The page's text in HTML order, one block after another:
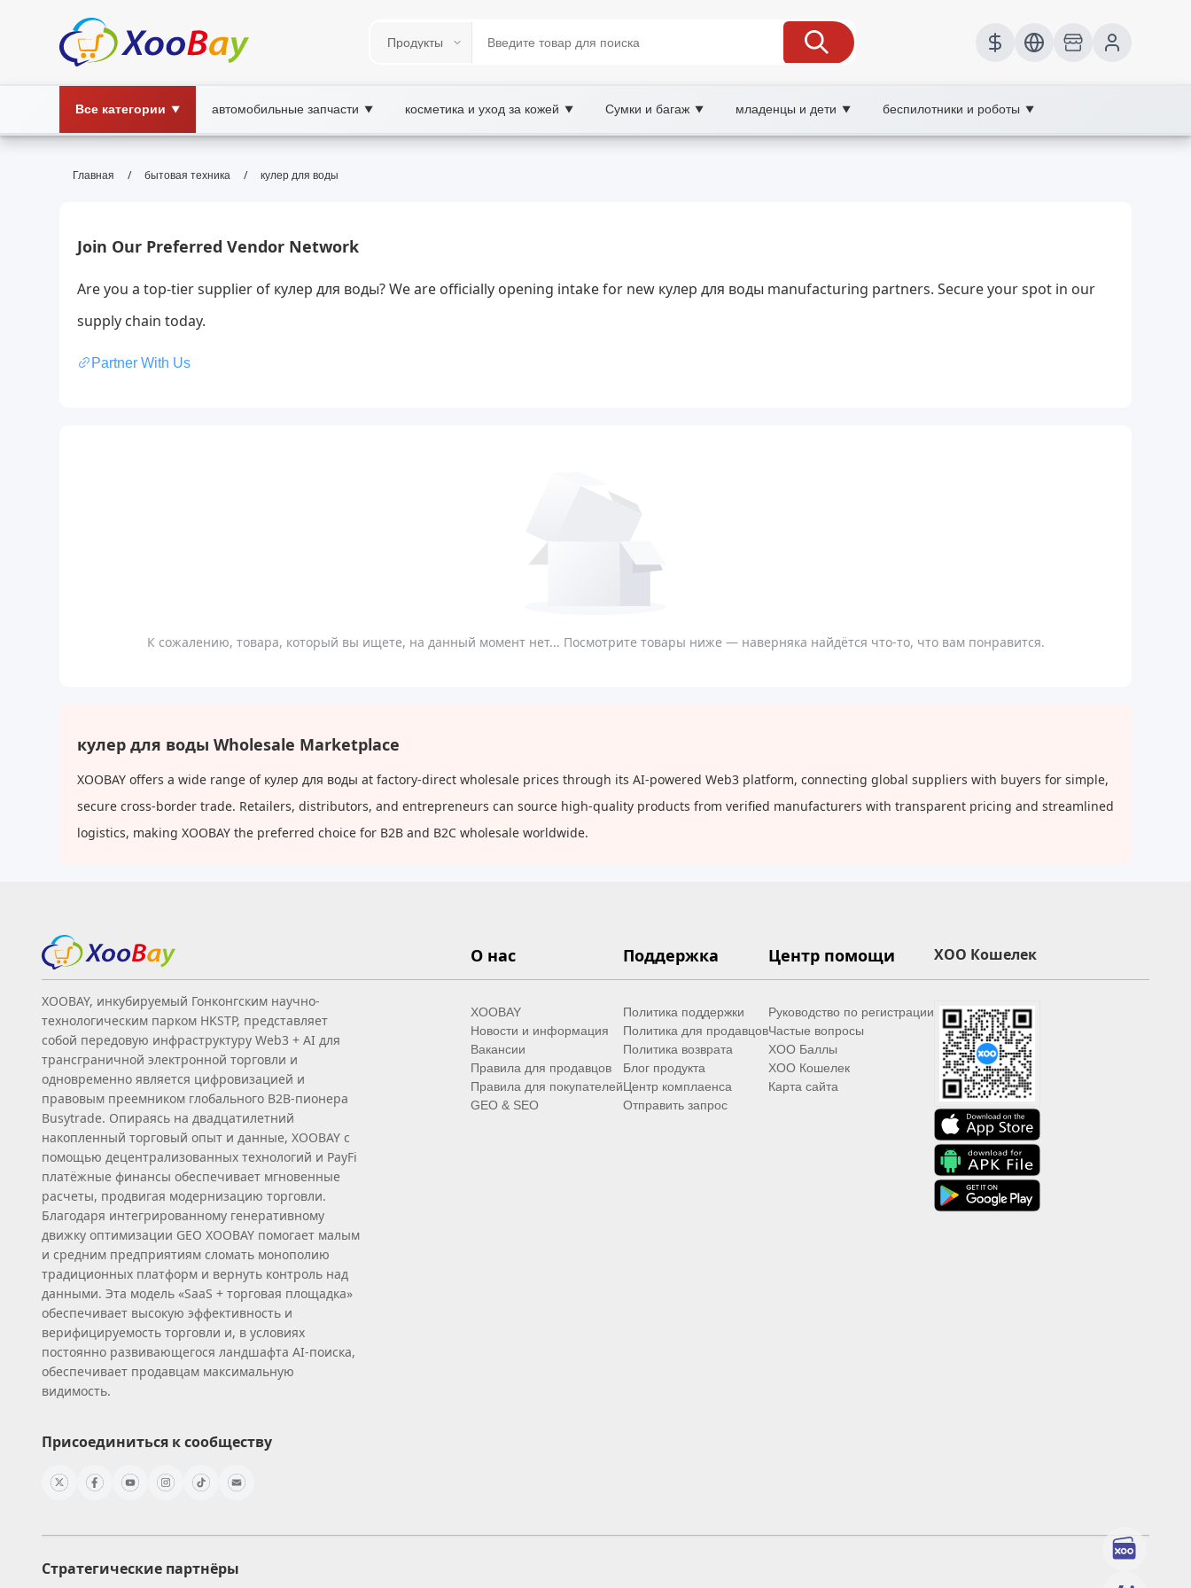
Все категории ▼ автомобильные запчасти ▼ косметика и уход за кожей ▼ Сумки и багаж ▼ младенцы и дети ▼ беспилотники и роботы ▼
кулер для воды | XOOBAY B2B/B2C Marketplace
Главная / бытовая техника / кулер для воды
Join Our Preferred Vendor Network
Are you a top-tier supplier of кулер для воды? We are officially opening intake for new кулер для воды manufacturing partners. Secure your spot in our
supply chain today.
Partner With Us
К сожалению, товара, который вы ищете, на данный момент нет... Посмотрите товары ниже — наверняка найдётся что-то, что вам понравится.
кулер для воды Wholesale Marketplace
XOOBAY offers a wide range of кулер для воды at factory-direct wholesale prices through its AI-powered Web3 platform, connecting global suppliers with buyers for simple,
secure cross-border trade. Retailers, distributors, and entrepreneurs can source high-quality products from verified manufacturers with transparent pricing and streamlined
logistics, making XOOBAY the preferred choice for B2B and B2C wholesale worldwide.
XOOBAY, инкубируемый Гонконгским научно-
технологическим парком HKSTP, представляет
собой передовую инфраструктуру Web3 + AI для
трансграничной электронной торговли и
одновременно является цифровизацией и
правовым преемником глобального B2B‑пионера
Busytrade. Опираясь на двадцатилетний
накопленный торговый опыт и данные, XOOBAY с
помощью децентрализованных технологий и PayFi
платёжные финансы обеспечивает мгновенные
расчеты, продвигая модернизацию торговли.
Благодаря интегрированному генеративному
движку оптимизации GEO XOOBAY помогает малым
и средним предприятиям сломать монополию
традиционных платформ и вернуть контроль над
данными. Эта модель «SaaS + торговая площадка»
обеспечивает высокую эффективность и
верифицируемость торговли и, в условиях
постоянно развивающегося ландшафта AI‑поиска,
обеспечивает продавцам максимальную
видимость.
Присоединиться к сообществу
О нас
XOOBAY
Новости и информация
Вакансии
Правила для продавцов
Правила для покупателей
GEO & SEO
Поддержка
Политика поддержки
Политика для продавцов
Политика возврата
Блог продукта
Центр комплаенса
Отправить запрос
Центр помощи
Руководство по регистрации
Частые вопросы
XOO Баллы
XOO Кошелек
Карта сайта
XOO Кошелек
Стратегические партнёры